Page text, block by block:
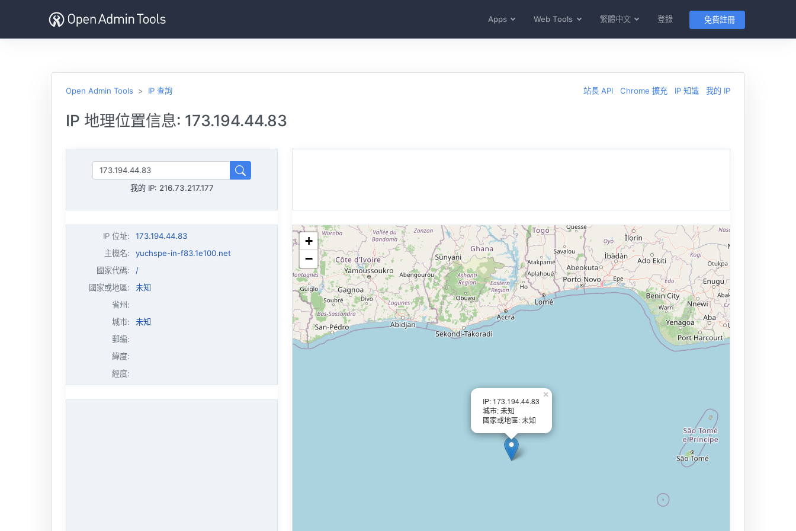
Apps Web Tools 繁體中文 登錄 免費註冊
Open Admin Tools IP 查詢 站長 API Chrome 擴充 IP 知識 我的 IP
IP 地理位置信息: 173.194.44.83
我的 IP: 216.73.217.177
IP 位址:
173.194.44.83
主機名:
yuchspe-in-f83.1e100.net
國家代碼:
/
國家或地區:
未知
省州:
城市:
未知
郵編:
緯度:
經度:
IP: 173.194.44.83
城市: 未知
國家或地區: 未知
×
+
−